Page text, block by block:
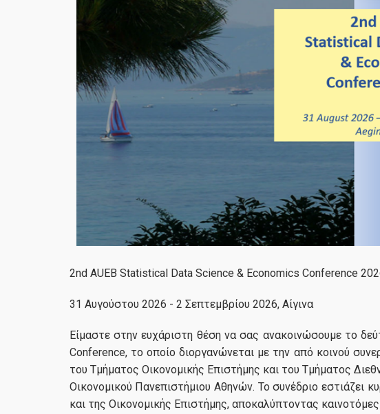
2nd AUEB Statistical Data Science & Economics Conference
31 Αυγούστου 2026 - 2 Σεπτεμβρίου 2026, Αίγινα
Είμαστε στην ευχάριστη θέση να σας ανακοινώσουμε το
Conference, το οποίο διοργανώνεται με την από κοινού
του Τμήματος Οικονομικής Επιστήμης και του Τμήματος
Οικονομικού Πανεπιστήμιου Αθηνών. Το συνέδριο
και της Οικονομικής Επιστήμης, αποκαλύπτοντας